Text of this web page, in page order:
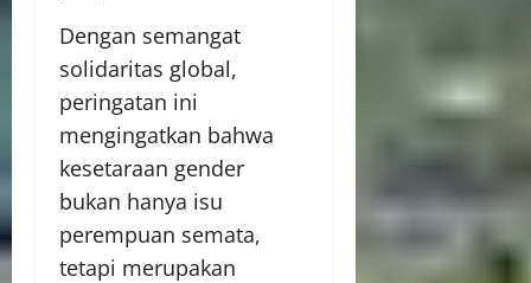
Dengan semangat
solidaritas global,
peringatan ini
mengingatkan bahwa
kesetaraan gender
bukan hanya isu
perempuan semata,
tetapi merupakan